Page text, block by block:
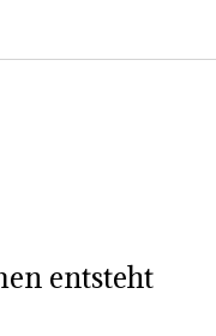
entsteht